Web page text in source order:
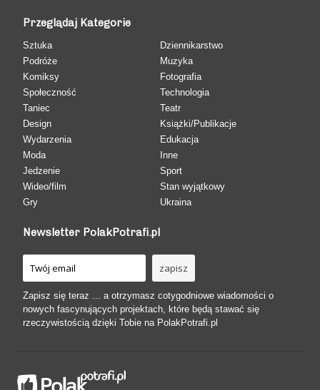
Przeglądaj Kategorie
Sztuka
Podróże
Komiksy
Społeczność
Taniec
Design
Wydarzenia
Moda
Jedzenie
Wideo/film
Gry
Dziennikarstwo
Muzyka
Fotografia
Technologia
Teatr
Książki/Publikacje
Edukacja
Inne
Sport
Stan wyjątkowy
Ukraina
Newsletter PolakPotrafi.pl
Zapisz się teraz ... a otrzymasz cotygodniowe wiadomości o
nowych fascynujących projektach, które będą stawać się
rzeczywistością dzięki Tobie na PolakPotrafi.pl